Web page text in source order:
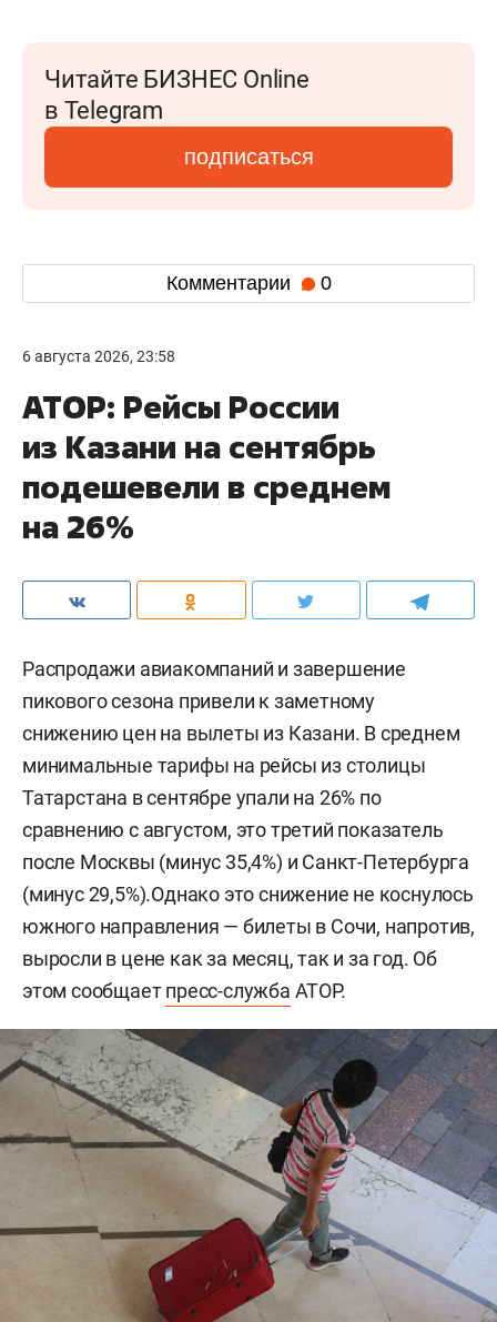
Читайте БИЗНЕС Online
в Telegram
подписаться
Комментарии 0
6 августа 2026, 23:58
АТОР: Рейсы России
из Казани на сентябрь
подешевели в среднем
на 26%
Распродажи авиакомпаний и завершение
пикового сезона привели к заметному
снижению цен на вылеты из Казани. В среднем
минимальные тарифы на рейсы из столицы
Татарстана в сентябре упали на 26% по
сравнению с августом, это третий показатель
после Москвы (минус 35,4%) и Санкт-Петербурга
(минус 29,5%).Однако это снижение не коснулось
южного направления — билеты в Сочи, напротив,
выросли в цене как за месяц, так и за год. Об
этом сообщаетпресс-служба АТОР.